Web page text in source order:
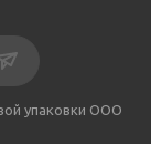
упаковки ООО